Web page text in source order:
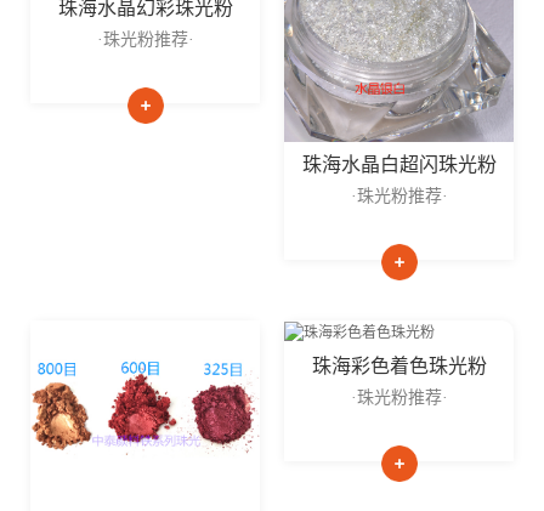
珠海水晶幻彩珠光粉
·珠光粉推荐·
珠海水晶白超闪珠光粉
·珠光粉推荐·
珠海彩色着色珠光粉
·珠光粉推荐·